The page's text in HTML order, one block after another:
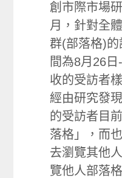
創市際市場
月，針對全
群(部落格)的
間為8月26日
收的受訪者
經由研究發
的受訪者目
落格」，而
去瀏覽其他
覽他人部落